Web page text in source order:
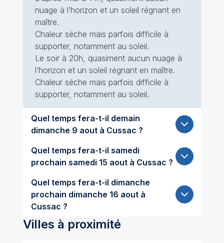
nuage à l’horizon et un soleil régnant en
maître.
Chaleur sèche mais parfois difficile à
supporter, notamment au soleil.
Le soir à 20h, quasiment aucun nuage à
l’horizon et un soleil régnant en maître.
Chaleur sèche mais parfois difficile à
supporter, notamment au soleil.
Quel temps fera-t-il demain
dimanche 9 aout à Cussac ?
Quel temps fera-t-il samedi
prochain samedi 15 aout à Cussac ?
Quel temps fera-t-il dimanche
prochain dimanche 16 aout à
Cussac ?
Villes à proximité